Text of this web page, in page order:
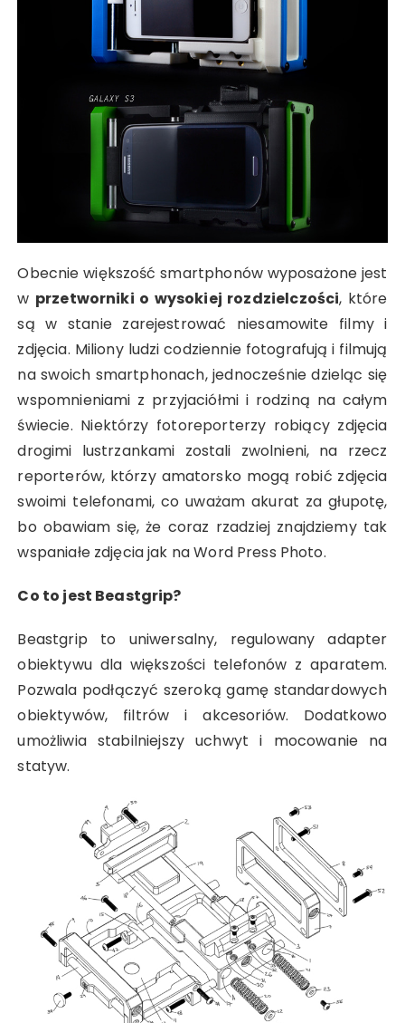
Obecnie większość smartphonów wyposażone jest
w przetworniki o wysokiej rozdzielczości, które
są w stanie zarejestrować niesamowite filmy i
zdjęcia. Miliony ludzi codziennie fotografują i filmują
na swoich smartphonach, jednocześnie dzieląc się
wspomnieniami z przyjaciółmi i rodziną na całym
świecie. Niektórzy fotoreporterzy robiący zdjęcia
drogimi lustrzankami zostali zwolnieni, na rzecz
reporterów, którzy amatorsko mogą robić zdjęcia
swoimi telefonami, co uważam akurat za głupotę,
bo obawiam się, że coraz rzadziej znajdziemy tak
wspaniałe zdjęcia jak na Word Press Photo.
Co to jest Beastgrip?
Beastgrip to uniwersalny, regulowany adapter
obiektywu dla większości telefonów z aparatem.
Pozwala podłączyć szeroką gamę standardowych
obiektywów, filtrów i akcesoriów. Dodatkowo
umożliwia stabilniejszy uchwyt i mocowanie na
statyw.